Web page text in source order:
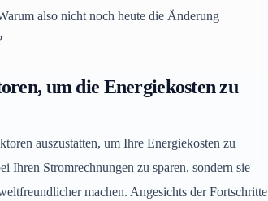
also nicht noch heute die Änderung
um die Energiekosten zu
auszustatten, um Ihre Energiekosten zu
Ihren Stromrechnungen zu sparen, sondern sie
machen. Angesichts der Fortschritte